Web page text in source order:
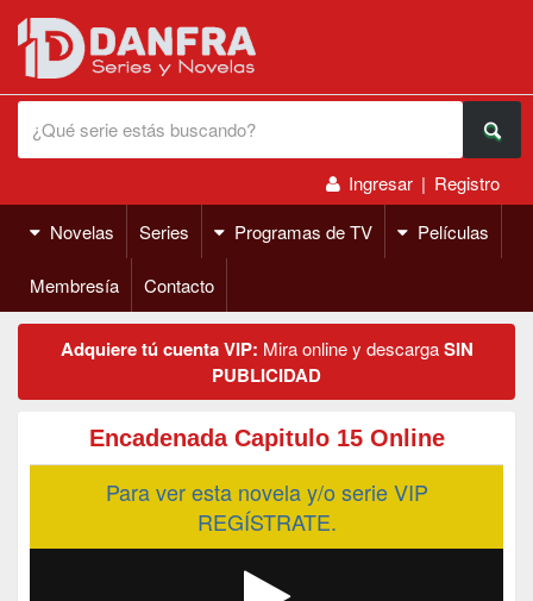
Ingresar | Registro
Novelas
Series Programas de TV Películas
Membresía Contacto
Adquiere tú cuenta VIP: Mira online y descargaSIN
PUBLICIDAD
Encadenada Capitulo 15 Online
Para ver esta novela y/o serie VIP
REGÍSTRATE.